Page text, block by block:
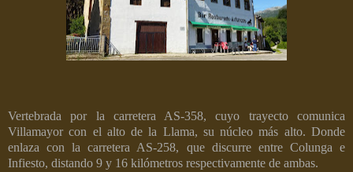
Vertebrada por la carretera AS-358, cuyo trayecto comunica
Villamayor con el alto de la Llama, su núcleo más alto. Donde
enlaza con la carretera AS-258, que discurre entre Colunga e
Infiesto, distando 9 y 16 kilómetros respectivamente de ambas.